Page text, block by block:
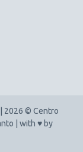
| 2026 © Centro
| with ♥ by